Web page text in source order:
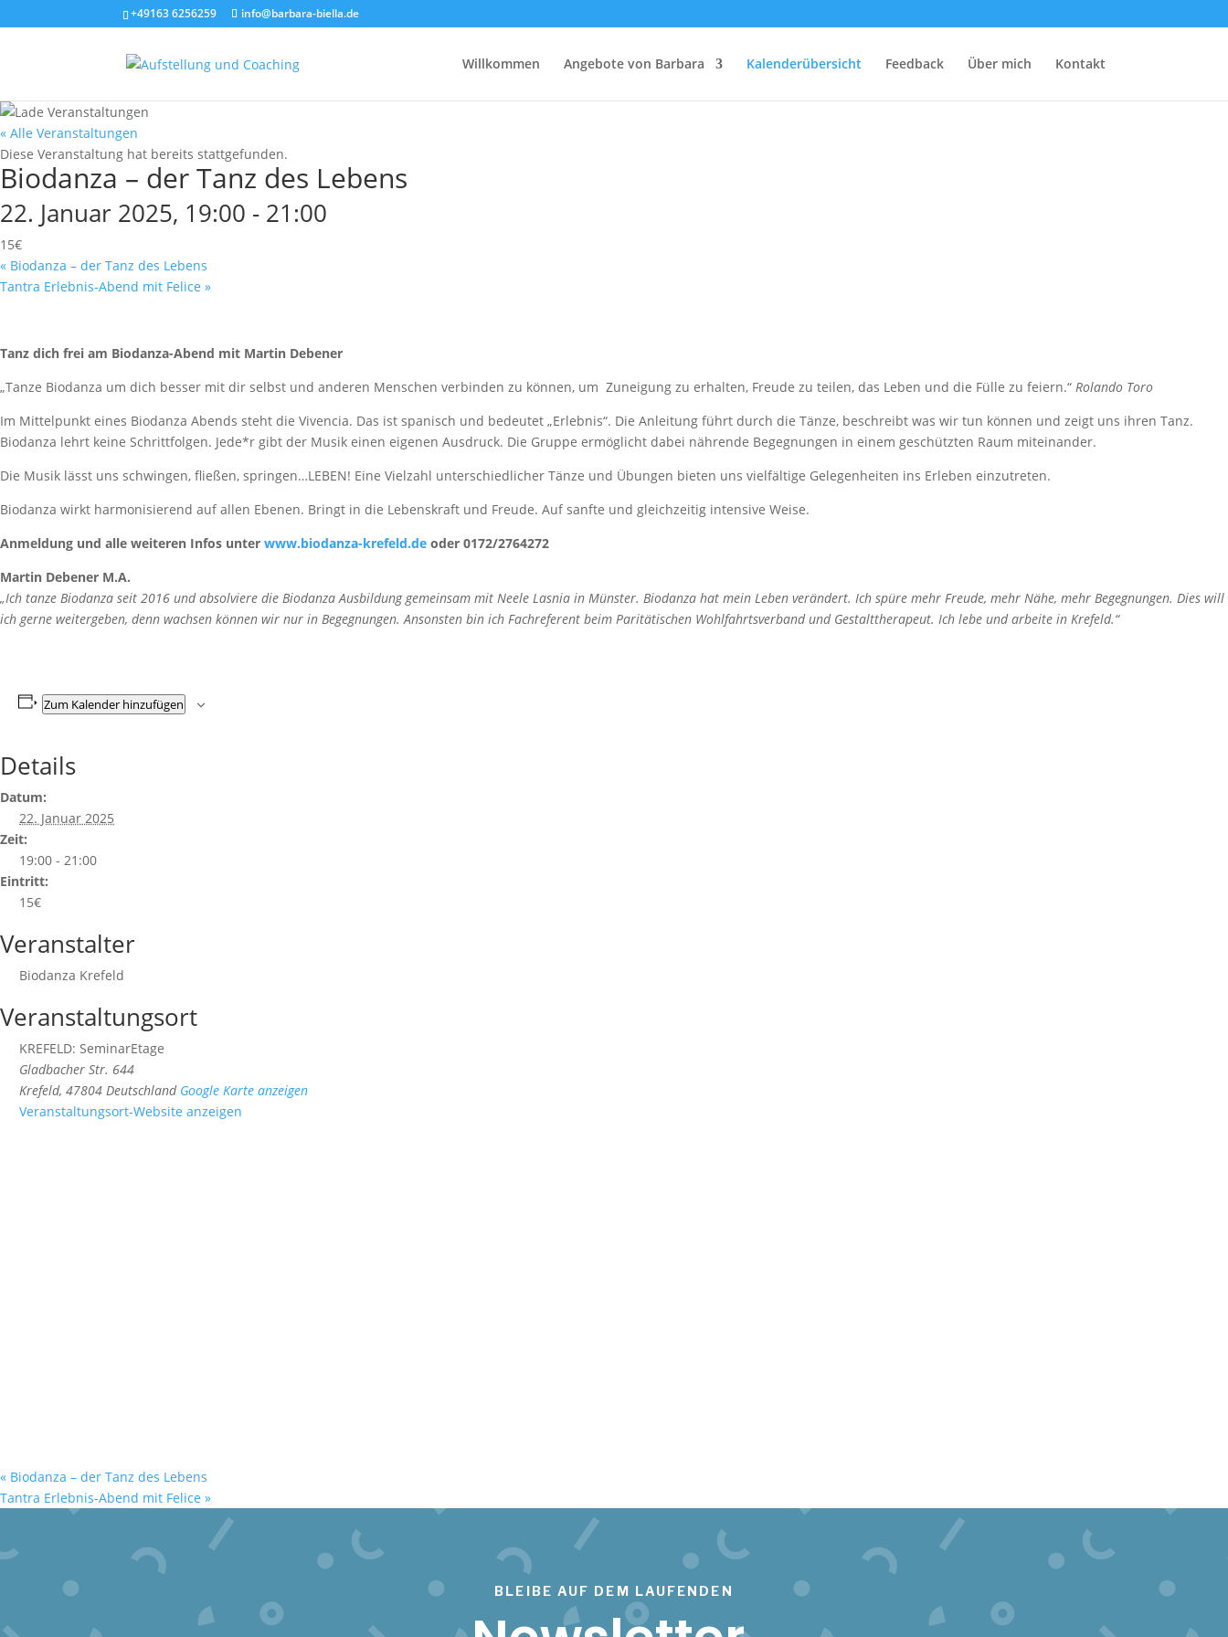
+49163 6256259 info@barbara-biella.de
Willkommen Angebote von Barbara Kalenderübersicht Feedback Über mich Kontakt
« Alle Veranstaltungen
Diese Veranstaltung hat bereits stattgefunden.
Biodanza – der Tanz des Lebens
22. Januar 2025, 19:00 - 21:00
15€
« Biodanza – der Tanz des Lebens
Tantra Erlebnis-Abend mit Felice »
Tanz dich frei am Biodanza-Abend mit Martin Debener
„Tanze Biodanza um dich besser mit dir selbst und anderen Menschen verbinden zu können, um Zuneigung zu erhalten, Freude zu teilen, das Leben und die Fülle zu feiern.“ Rolando Toro
Im Mittelpunkt eines Biodanza Abends steht die Vivencia. Das ist spanisch und bedeutet „Erlebnis“. Die Anleitung führt durch die Tänze, beschreibt was wir tun können und zeigt uns ihren Tanz.
Biodanza lehrt keine Schrittfolgen. Jede*r gibt der Musik einen eigenen Ausdruck. Die Gruppe ermöglicht dabei nährende Begegnungen in einem geschützten Raum miteinander.
Die Musik lässt uns schwingen, fließen, springen…LEBEN! Eine Vielzahl unterschiedlicher Tänze und Übungen bieten uns vielfältige Gelegenheiten ins Erleben einzutreten.
Biodanza wirkt harmonisierend auf allen Ebenen. Bringt in die Lebenskraft und Freude. Auf sanfte und gleichzeitig intensive Weise.
Anmeldung und alle weiteren Infos unter www.biodanza-krefeld.de oder 0172/2764272
Martin Debener M.A.
„Ich tanze Biodanza seit 2016 und absolviere die Biodanza Ausbildung gemeinsam mit Neele Lasnia in Münster. Biodanza hat mein Leben verändert. Ich spüre mehr Freude, mehr Nähe, mehr Begegnungen. Dies will
ich gerne weitergeben, denn wachsen können wir nur in Begegnungen. Ansonsten bin ich Fachreferent beim Paritätischen Wohlfahrtsverband und Gestalttherapeut. Ich lebe und arbeite in Krefeld.“
Zum Kalender hinzufügen
Details
Datum:
22. Januar 2025
Zeit:
19:00 - 21:00
Eintritt:
15€
Veranstalter
Biodanza Krefeld
Veranstaltungsort
KREFELD: SeminarEtage
Gladbacher Str. 644
Krefeld, 47804 Deutschland Google Karte anzeigen
Veranstaltungsort-Website anzeigen
« Biodanza – der Tanz des Lebens
Tantra Erlebnis-Abend mit Felice »
BLEIBE AUF DEM LAUFENDEN